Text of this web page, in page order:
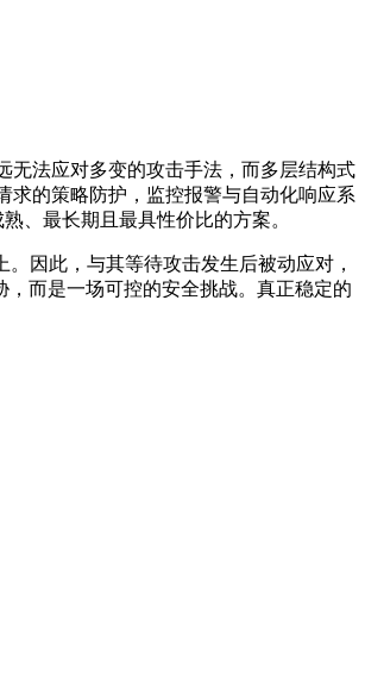
无法应对多变的攻击手法，而多层结构式
求的策略防护，监控报警与自动化响应系
、最长期且最具性价比的方案。
因此，与其等待攻击发生后被动应对，
而是一场可控的安全挑战。真正稳定的